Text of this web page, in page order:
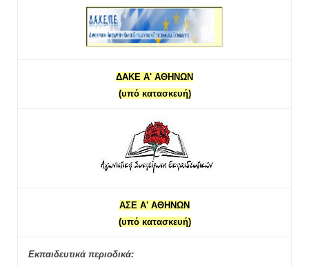
ΔΑΚΕ Α' ΑΘΗΝΩΝ
(υπό κατασκευή)
ΑΣΕ Α' ΑΘΗΝΩΝ
(υπό κατασκευή)
Εκπαιδευτικά περιοδικά: